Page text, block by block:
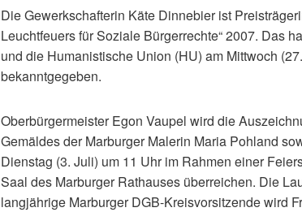
Die Gewerkschafterin Käte Dinnebier ist
Leuchtfeuers für Soziale Bürgerrechte“ 2007. Das
und die Humanistische Union (HU) am Mittwoch
bekanntgegeben.
Oberbürgermeister Egon Vaupel wird die
Gemäldes der Marburger Malerin Maria Pohland
Dienstag (3. Juli) um 11 Uhr im Rahmen einer
Saal des Marburger Rathauses überreichen. Die
langjährige Marburger DGB-Kreisvorsitzende wird